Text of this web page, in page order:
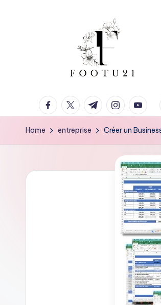
o
o
u
facebook.com
twitter.com
t.me
Home entreprise Créer un